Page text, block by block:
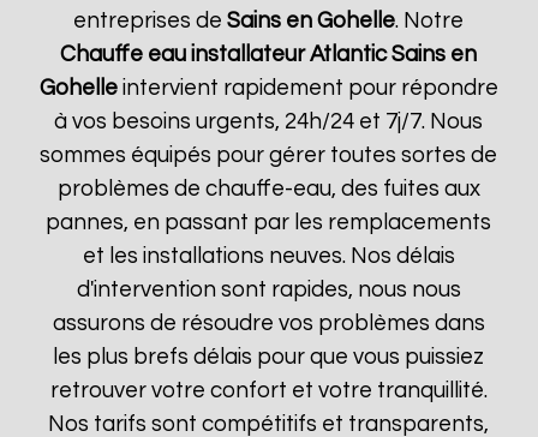
entreprises deSains en Gohelle. Notre
Chauffe eau installateur Atlantic Sains en
Gohelleintervient rapidement pour répondre
à vos besoins urgents, 24h/24 et 7j/7. Nous
sommes équipés pour gérer toutes sortes de
problèmes de chauffe-eau, des fuites aux
pannes, en passant par les remplacements
et les installations neuves. Nos délais
d'intervention sont rapides, nous nous
assurons de résoudre vos problèmes dans
les plus brefs délais pour que vous puissiez
retrouver votre confort et votre tranquillité.
Nos tarifs sont compétitifs et transparents,